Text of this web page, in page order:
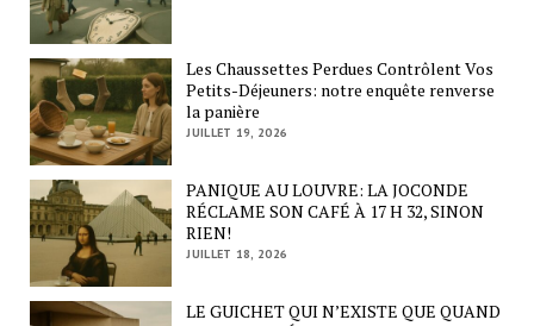
Les Chaussettes Perdues Contrôlent Vos
Petits-Déjeuners: notre enquête renverse
la panière
JUILLET 19, 2026
PANIQUE AU LOUVRE: LA JOCONDE
RÉCLAME SON CAFÉ À 17 H 32, SINON
RIEN!
JUILLET 18, 2026
LE GUICHET QUI N’EXISTE QUE QUAND